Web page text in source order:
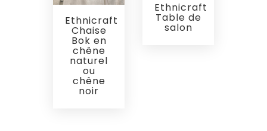
Ethnicraft
Table de
salon
Ethnicraft
Chaise
Bok en
chêne
naturel
ou
chêne
noir